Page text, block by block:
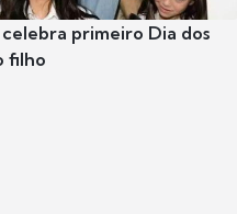
primeiro Dia dos
filho